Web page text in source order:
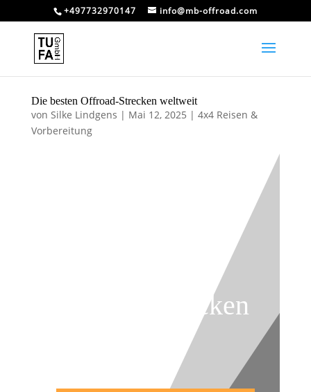
+497732970147 info@mb-offroad.com
Die besten Offroad-Strecken weltweit
von Silke Lindgens | Mai 12, 2025 | 4x4 Reisen &
Vorbereitung
Offroad-Strecken